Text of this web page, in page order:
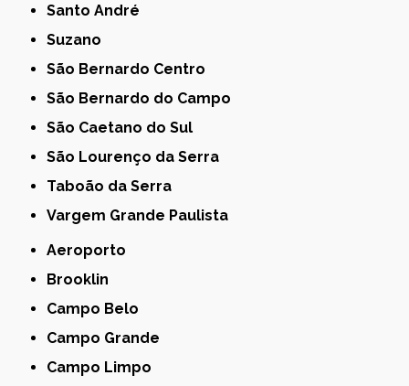
Santo André
Suzano
São Bernardo Centro
São Bernardo do Campo
São Caetano do Sul
São Lourenço da Serra
Taboão da Serra
Vargem Grande Paulista
Aeroporto
Brooklin
Campo Belo
Campo Grande
Campo Limpo